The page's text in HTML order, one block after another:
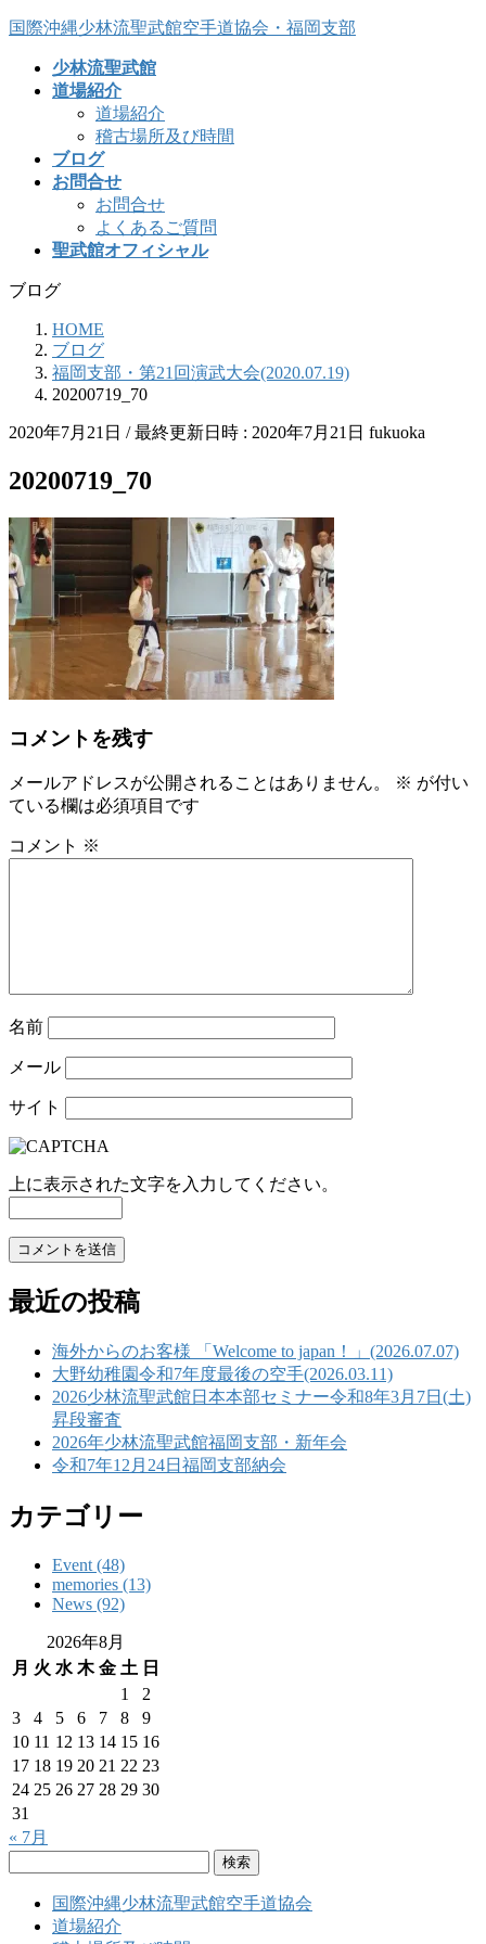
コ
ナ
国際沖縄少林流聖武館空手道協会・福岡支部
少林流聖武館
道場紹介
道場紹介
稽古場所及び時間
ブログ
お問合せ
お問合せ
よくあるご質問
聖武館オフィシャル
ブログ
HOME
ブログ
福岡支部・第21回演武大会(2020.07.19)
20200719_70
2020年7月21日 / 最終更新日時 : 2020年7月21日 fukuoka
20200719_70
コメントを残す
メールアドレスが公開されることはありません。 ※ が付い
ている欄は必須項目です
コメント ※
名前
メール
サイト
上に表示された文字を入力してください。
最近の投稿
海外からのお客様 「Welcome to japan！」(2026.07.07)
大野幼稚園令和7年度最後の空手(2026.03.11)
2026少林流聖武館日本本部セミナー令和8年3月7日(土)
昇段審査
2026年少林流聖武館福岡支部・新年会
令和7年12月24日福岡支部納会
カテゴリー
Event (48)
memories (13)
News (92)
2026年8月
月 火 水 木 金 土 日
1
2
3
4 5 6 7 8
9
10 11 12 13 14 15 16
17 18 19 20 21 22 23
24 25 26 27 28 29 30
31
« 7月
国際沖縄少林流聖武館空手道協会
道場紹介